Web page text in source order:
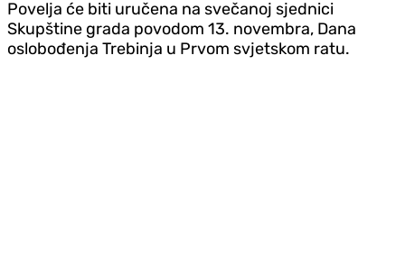
Povelja će biti uručena na svečanoj sjednici
Skupštine grada povodom 13. novembra, Dana
oslobođenja Trebinja u Prvom svjetskom ratu.